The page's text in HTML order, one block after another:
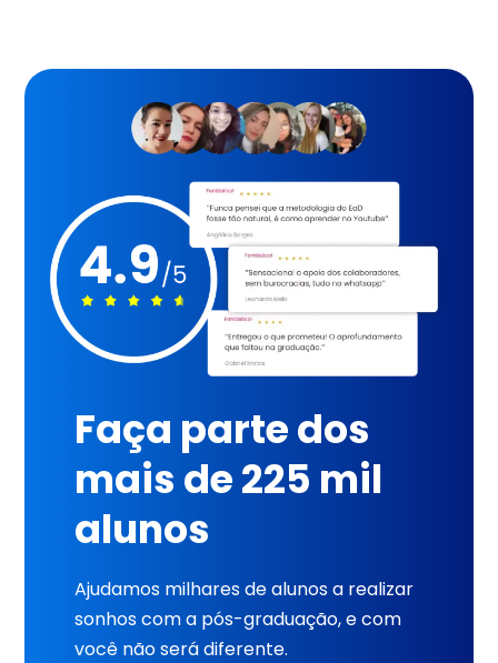
Faça parte dos
mais de 225 mil
alunos
Ajudamos milhares de alunos a realizar
sonhos com a pós-graduação, e com
você não será diferente.